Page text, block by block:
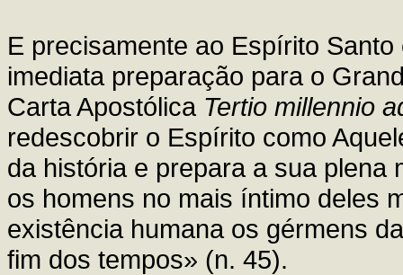
E precisamente ao Espírito
imediata preparação para o
Carta Apostólica Tertio millennio
redescobrir o Espírito como
da história e prepara a sua plena
os homens no mais íntimo deles
existência humana os gérmens
fim dos tempos» (n. 45).